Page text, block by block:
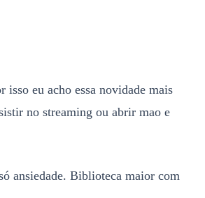
eu acho essa novidade mais
no streaming ou abrir mao e
ansiedade. Biblioteca maior com